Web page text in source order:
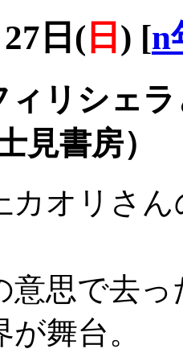
日( 日 ) [n
ィリシェ
見書房）
カオリさ
意思で去
舞台。